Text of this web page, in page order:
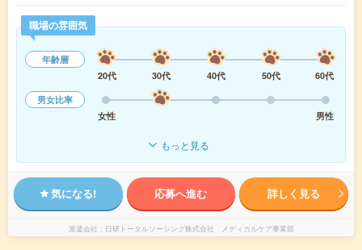
職場の雰囲気
年齢層
20代
30代 40代 50代
60代
男女比率
女性
男性
もっと見る
気になる! 応募へ進む 詳しく見る
派遣会社 日研トータルソーシング株式会社 メディカルケア事業部